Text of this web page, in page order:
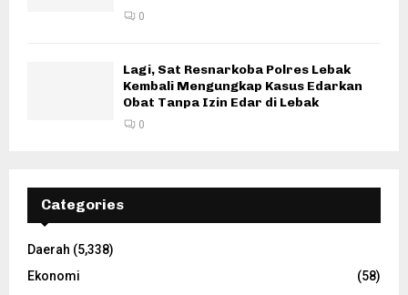
0
Lagi, Sat Resnarkoba Polres Lebak
Kembali Mengungkap Kasus Edarkan
Obat Tanpa Izin Edar di Lebak
0
Categories
Daerah (5,338)
Ekonomi
(58)